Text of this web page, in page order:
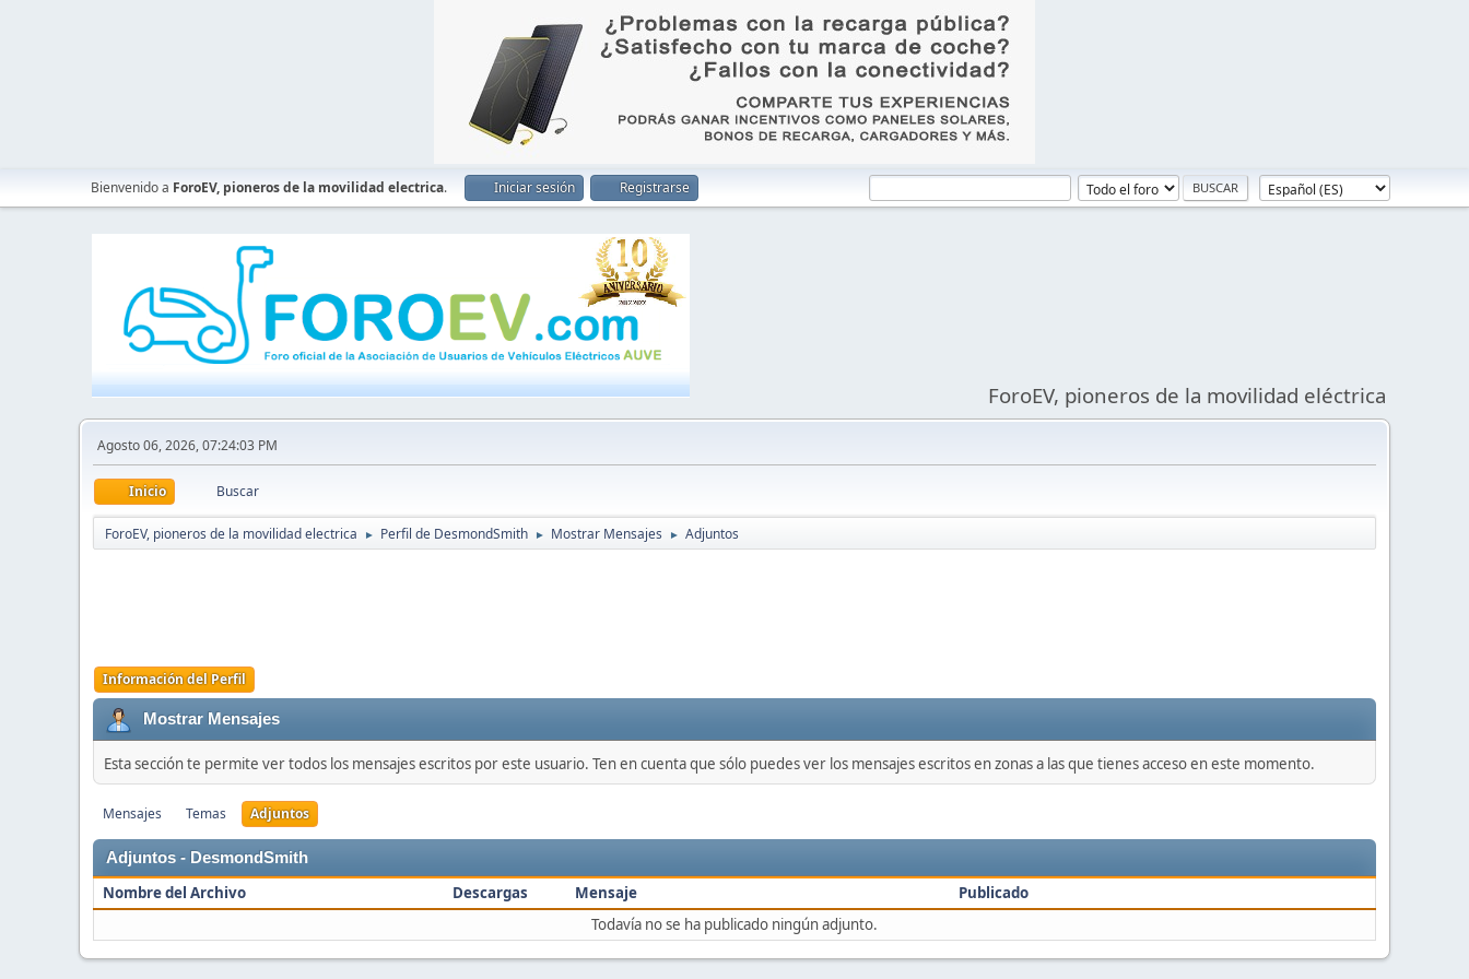
Bienvenido a ForoEV, pioneros de la movilidad electrica. Iniciar sesión Registrarse
ForoEV, pioneros de la movilidad eléctrica
Agosto 06, 2026, 07:24:03 PM
Inicio Buscar
ForoEV, pioneros de la movilidad electrica ► Perfil de DesmondSmith ► Mostrar Mensajes ► Adjuntos
Información del Perfil
Mostrar Mensajes
Esta sección te permite ver todos los mensajes escritos por este usuario. Ten en cuenta que sólo puedes ver los mensajes escritos en zonas a las que tienes acceso en este momento.
Mensajes Temas Adjuntos
Adjuntos - DesmondSmith
Nombre del Archivo Descargas Mensaje
Publicado
Todavía no se ha publicado ningún adjunto.